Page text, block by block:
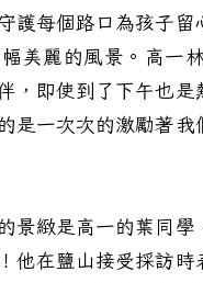
每個路口為孩子留
美麗的風景。高一
，即使到了下午也
是一次次的激勵著
緻是高一的葉同學
他在鹽山接受採訪